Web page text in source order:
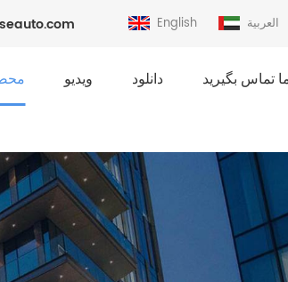
English العربية
ویدیو دانلود تماس بگیرید